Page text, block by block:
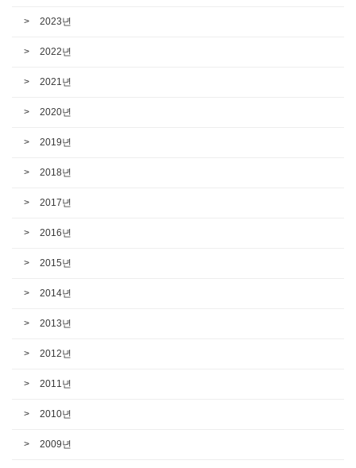
2023년
2022년
2021년
2020년
2019년
2018년
2017년
2016년
2015년
2014년
2013년
2012년
2011년
2010년
2009년